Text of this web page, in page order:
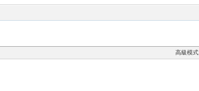
高級模式